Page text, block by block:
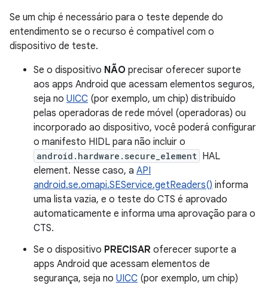
Se um chip é necessário para o teste depende do
entendimento se o recurso é compatível com o
dispositivo de teste.
Se o dispositivo NÃO precisar oferecer suporte
aos apps Android que acessam elementos seguros,
seja no UICC (por exemplo, um chip) distribuído
pelas operadoras de rede móvel (operadoras) ou
incorporado ao dispositivo, você poderá configurar
o manifesto HIDL para não incluir o
android.hardware.secure_element HAL
element. Nesse caso, a API
android.se.omapi.SEService.getReaders() informa
uma lista vazia, e o teste do CTS é aprovado
automaticamente e informa uma aprovação para o
CTS.
Se o dispositivo PRECISAR oferecer suporte a
apps Android que acessam elementos de
segurança, seja no UICC (por exemplo, um chip)